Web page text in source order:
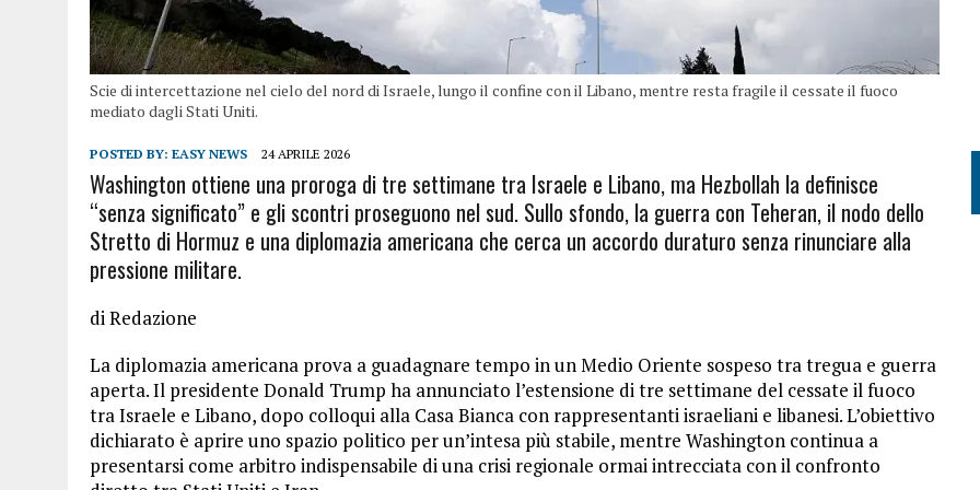
Scie di intercettazione nel cielo del nord di Israele, lungo il confine con il Libano, mentre resta fragile il cessate il fuoco
mediato dagli Stati Uniti.
POSTED BY: EASY NEWS 24 APRILE 2026
Washington ottiene una proroga di tre settimane tra Israele e Libano, ma Hezbollah la definisce
“senza significato” e gli scontri proseguono nel sud. Sullo sfondo, la guerra con Teheran, il nodo dello
Stretto di Hormuz e una diplomazia americana che cerca un accordo duraturo senza rinunciare alla
pressione militare.
di Redazione
La diplomazia americana prova a guadagnare tempo in un Medio Oriente sospeso tra tregua e guerra
aperta. Il presidente Donald Trump ha annunciato l’estensione di tre settimane del cessate il fuoco
tra Israele e Libano, dopo colloqui alla Casa Bianca con rappresentanti israeliani e libanesi. L’obiettivo
dichiarato è aprire uno spazio politico per un’intesa più stabile, mentre Washington continua a
presentarsi come arbitro indispensabile di una crisi regionale ormai intrecciata con il confronto